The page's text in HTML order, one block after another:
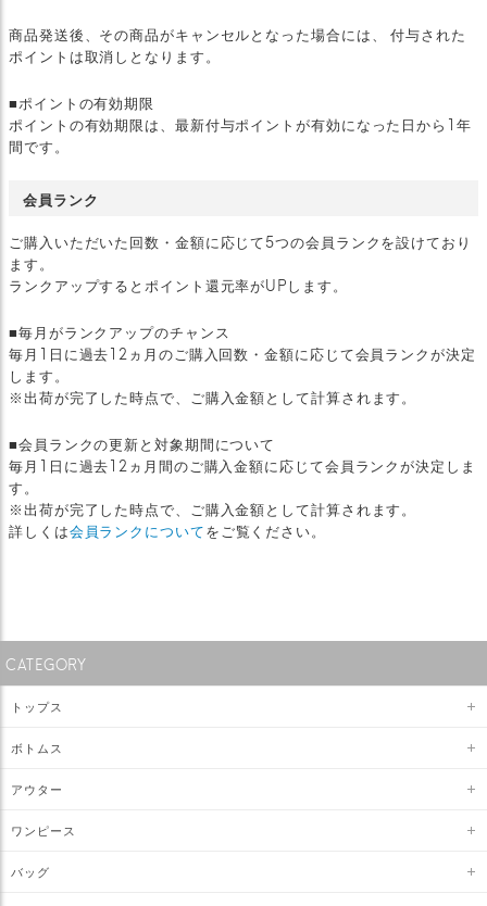
商品発送後、その商品がキャンセルとなった場合には、 付与された
ポイントは取消しとなります。
■ポイントの有効期限
ポイントの有効期限は、最新付与ポイントが有効になった日から1年
間です。
会員ランク
ご購入いただいた回数・金額に応じて5つの会員ランクを設けており
ます。
ランクアップするとポイント還元率がUPします。
■毎月がランクアップのチャンス
毎月1日に過去12ヵ月のご購入回数・金額に応じて会員ランクが決定
します。
※出荷が完了した時点で、ご購入金額として計算されます。
■会員ランクの更新と対象期間について
毎月1日に過去12ヵ月間のご購入金額に応じて会員ランクが決定しま
す。
※出荷が完了した時点で、ご購入金額として計算されます。
詳しくは会員ランクについてをご覧ください。
CATEGORY
トップス
ボトムス
アウター
ワンピース
バッグ